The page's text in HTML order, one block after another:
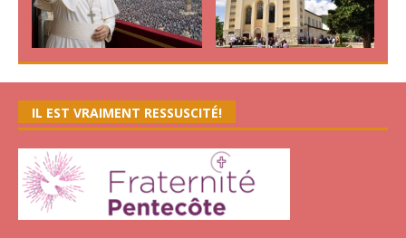
Prev
ious
Nex
IL EST VRAIMENT RESSUSCITÉ!